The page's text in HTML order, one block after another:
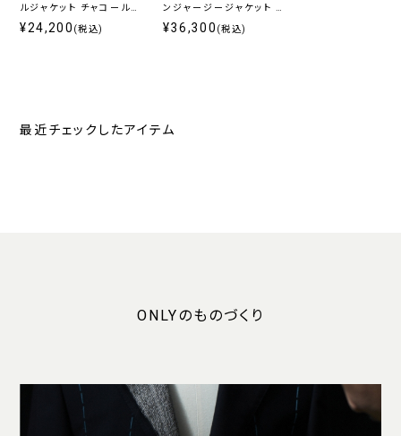
ルジャケット チャコール無
地
¥24,200 (税込)
ンジャージージャケット グ
レーヘリンボーン
¥36,300 (税込)
最近チェックしたアイテム
ONLYのものづくり